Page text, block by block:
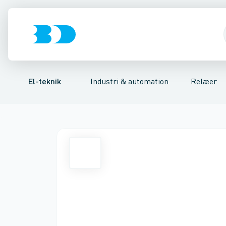
El-teknik Industri & automation
Afbrydere, stikkontakter & lampeudtag Relæer
IndustristiksystemerFrekvensomformere og softstartere
TidsrelæTemperaturovervågningsrelæ